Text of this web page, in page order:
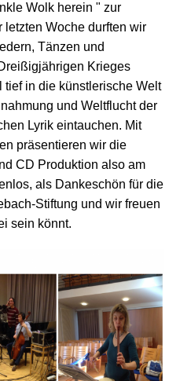
Wolk herein " zur
letzten Woche durften wir
Tänzen und
Krieges
in die künstlerische Welt
und Weltflucht der
Lyrik eintauchen. Mit
präsentieren wir die
CD Produktion also am
als Dankeschön für die
Stiftung und wir freuen
sein könnt.